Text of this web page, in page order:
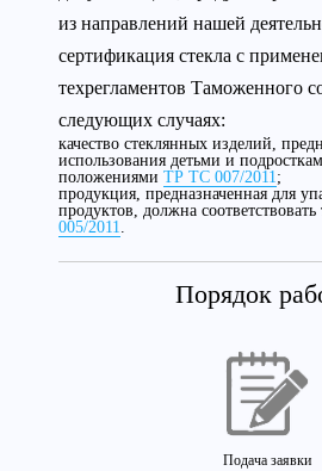
из направлений нашей
сертификация стекла с
техрегламентов Таможенного
следующих случаях:
качество стеклянных изделий,
использования детьми и
положениями ТР ТС 007/2011;
продукция, предназначенная для
продуктов, должна
005/2011.
Порядок
Подача заявки